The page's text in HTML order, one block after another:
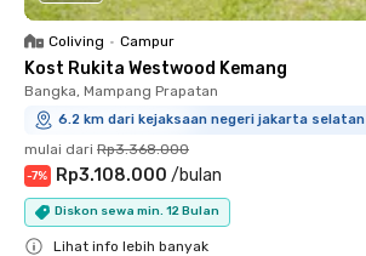
Coliving • Campur
Kost Rukita Westwood Kemang
Bangka, Mampang Prapatan
6.2 km dari kejaksaan negeri jakarta selatan
mulai dari Rp3.368.000
-7% Rp3.108.000 /bulan
Diskon sewa min. 12 Bulan
Lihat info lebih banyak